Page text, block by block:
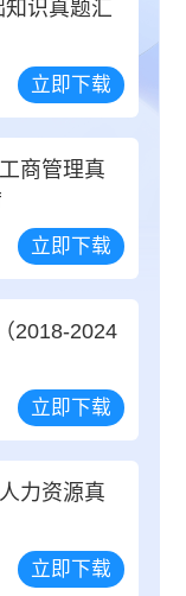
知识真题汇
立即下载
商管理真
立即下载
2018-2024
立即下载
力资源真
立即下载